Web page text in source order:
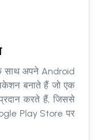
साथ अपने Android
बनाते हैं जो एक
करते हैं, जिससे
Play Store पर